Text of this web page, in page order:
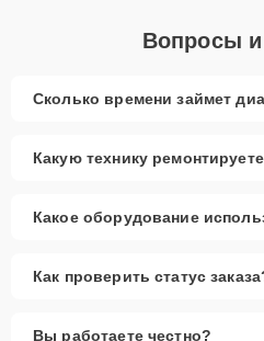
Вопросы
Сколько времени займет
Какую технику
Какое оборудование
Как проверить статус
Вы работаете честно?